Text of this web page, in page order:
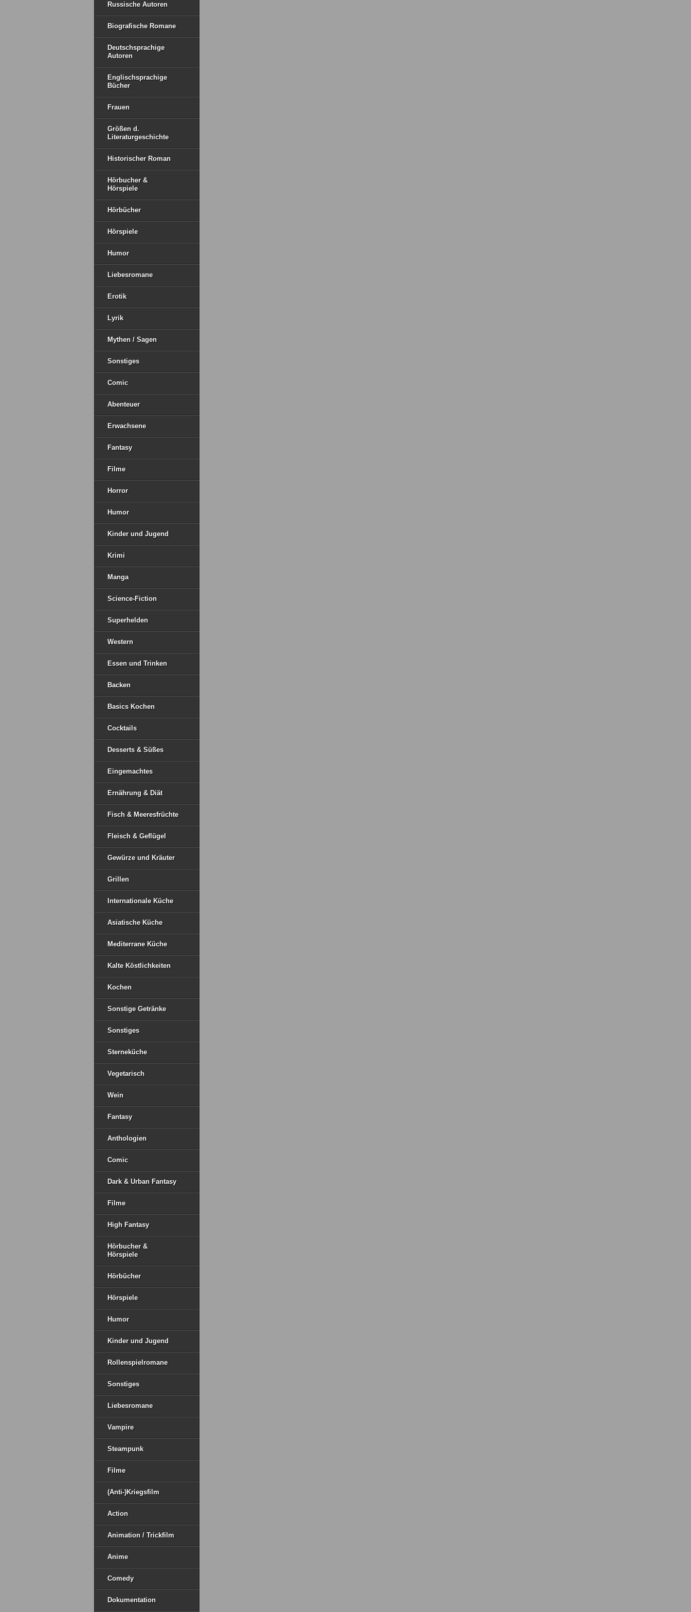
Russische Autoren
Biografische Romane
Deutschsprachige
Autoren
Englischsprachige
Bücher
Frauen
Größen d.
Literaturgeschichte
Historischer Roman
Hörbucher &
Hörspiele
Hörbücher
Hörspiele
Humor
Liebesromane
Erotik
Lyrik
Mythen / Sagen
Sonstiges
Comic
Abenteuer
Erwachsene
Fantasy
Filme
Horror
Humor
Kinder und Jugend
Krimi
Manga
Science-Fiction
Superhelden
Western
Essen und Trinken
Backen
Basics Kochen
Cocktails
Desserts & Süßes
Eingemachtes
Ernährung & Diät
Fisch & Meeresfrüchte
Fleisch & Geflügel
Gewürze und Kräuter
Grillen
Internationale Küche
Asiatische Küche
Mediterrane Küche
Kalte Köstlichkeiten
Kochen
Sonstige Getränke
Sonstiges
Sterneküche
Vegetarisch
Wein
Fantasy
Anthologien
Comic
Dark & Urban Fantasy
Filme
High Fantasy
Hörbucher &
Hörspiele
Hörbücher
Hörspiele
Humor
Kinder und Jugend
Rollenspielromane
Sonstiges
Liebesromane
Vampire
Steampunk
Filme
(Anti-)Kriegsfilm
Action
Animation / Trickfilm
Anime
Comedy
Dokumentation